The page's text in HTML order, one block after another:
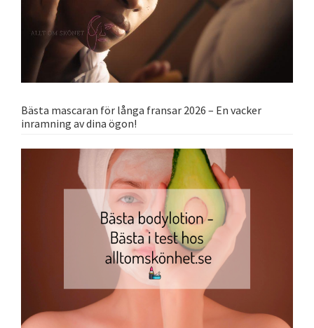
Bästa mascaran för långa fransar 2026 – En vacker
inramning av dina ögon!